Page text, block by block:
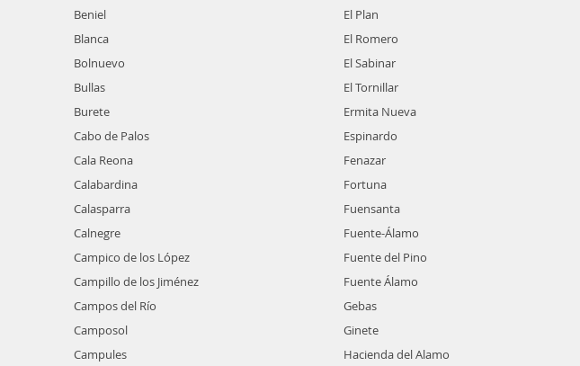
Beniel
Blanca
Bolnuevo
Bullas
Burete
Cabo de Palos
Cala Reona
Calabardina
Calasparra
Calnegre
Campico de los López
Campillo de los Jiménez
Campos del Río
Camposol
Campules
El Plan
El Romero
El Sabinar
El Tornillar
Ermita Nueva
Espinardo
Fenazar
Fortuna
Fuensanta
Fuente-Álamo
Fuente del Pino
Fuente Álamo
Gebas
Ginete
Hacienda del Alamo